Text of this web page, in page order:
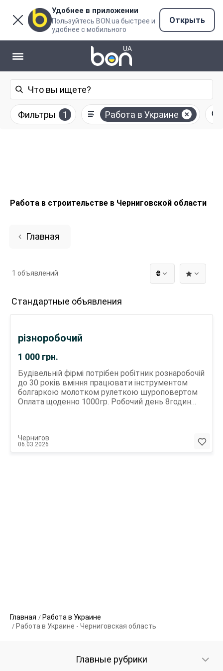
Удобнее в приложении
Пользуйтесь BON.ua быстрее и
удобнее с мобильного
Открыть
Фильтры 1 Работа в Украине
Работа в строительстве в Черниговской области
Главная
₴
1 объявлений
Стандартные объявления
1 000 грн.
різноробочий
Будівельній фірмі потрібен робітник рознаробочій
до 30 років вміння працювати інструментом
болгаркою молотком рулеткою шуроповертом
Оплата щоденно 1000гр. Робочий день 8годин
Чернигов
06.03.2026
Главная
Работа в Украине
Работа в Украине - Черниговская область
Главные рубрики